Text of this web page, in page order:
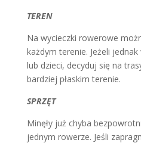
TEREN
Na wycieczki rowerowe
każdym terenie. Jeżeli
lub dzieci, decyduj się na
bardziej płaskim terenie.
SPRZĘT
Minęły już chyba
jednym rowerze. Jeśli